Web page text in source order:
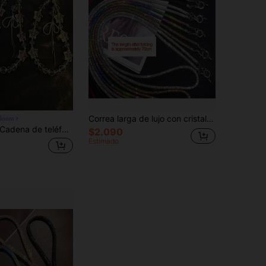
Cadena de teléfono corta con cuentas transparentes CCD, colgante de bolso y llavero premium para estudiantes
Correa larga de lujo con cristales, cadena colgante de teléfono con mucho brillo para cruzar el Body, correa de hombro elegante para bolso, de alta gama
$2.090
Estimado